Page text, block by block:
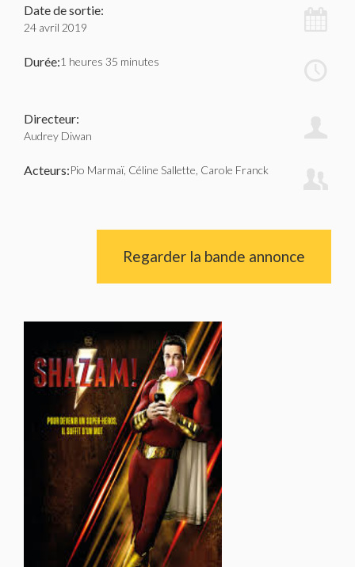
Date de sortie:
24 avril 2019
Durée:1 heures 35 minutes
Directeur:
Audrey Diwan
Acteurs:Pio Marmaï, Céline Sallette, Carole Franck
Regarder la bande annonce